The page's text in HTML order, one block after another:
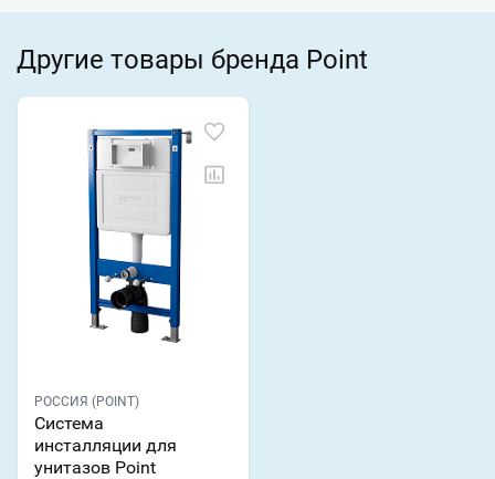
Другие товары бренда Point
РОССИЯ (POINT)
Система
инсталляции для
унитазов Point